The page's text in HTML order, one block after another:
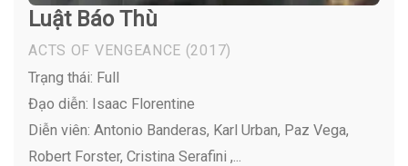
Luật Báo Thù
ACTS OF VENGEANCE (2017)
Trạng thái: Full
Đạo diễn: Isaac Florentine
Diễn viên: Antonio Banderas, Karl Urban, Paz Vega,
Robert Forster, Cristina Serafini ,...